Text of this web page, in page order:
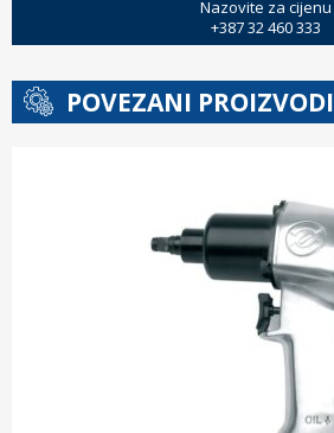
Nazovite za cijenu
+387 32 460 333
POVEZANI PROIZVODI